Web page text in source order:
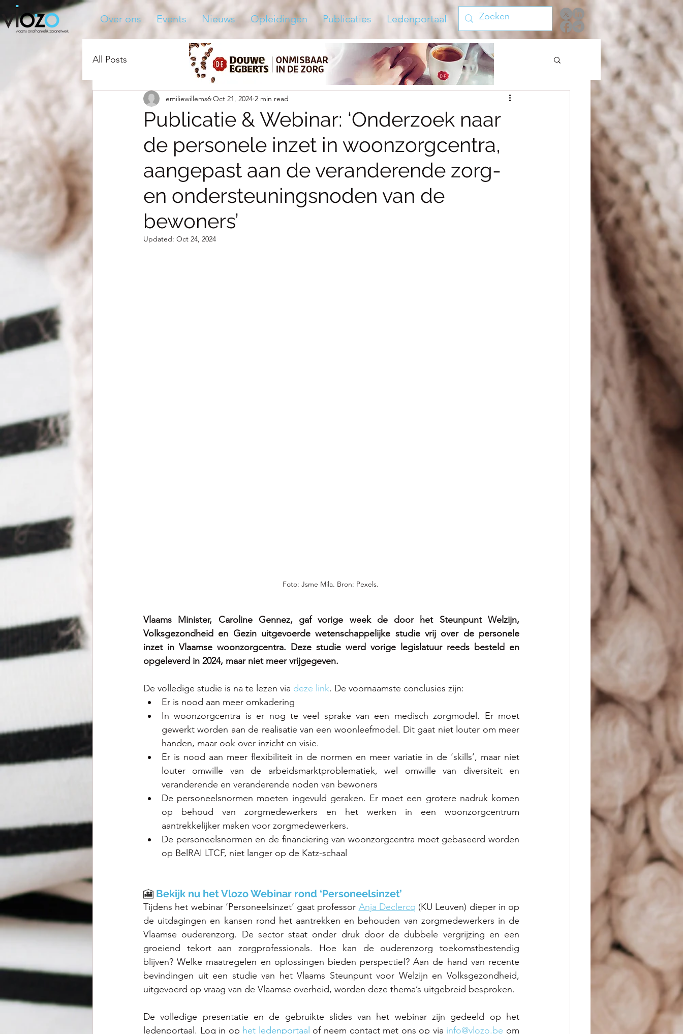
Over ons Events Nieuws Opleidingen Publicaties Ledenportaal
All Posts
Publicatie & Webinar: ‘Onderzoek naar
de personele inzet in woonzorgcentra,
aangepast aan de veranderende zorg-
en ondersteuningsnoden van de
bewoners’
emiliewillems6 Oct 21, 2024 2 min read
Updated: Oct 24, 2024
Foto: Jsme Mila. Bron: Pexels.
Vlaams Minister, Caroline Gennez, gaf vorige week de door het Steunpunt Welzijn,
Volksgezondheid en Gezin uitgevoerde wetenschappelijke studie vrij over de personele
inzet in Vlaamse woonzorgcentra. Deze studie werd vorige legislatuur reeds besteld en
opgeleverd in 2024, maar niet meer vrijgegeven.
De volledige studie is na te lezen via deze link. De voornaamste conclusies zijn:
Er is nood aan meer omkadering
In woonzorgcentra is er nog te veel sprake van een medisch zorgmodel. Er moet
gewerkt worden aan de realisatie van een woonleefmodel. Dit gaat niet louter om meer
handen, maar ook over inzicht en visie.
Er is nood aan meer flexibiliteit in de normen en meer variatie in de ‘skills’, maar niet
louter omwille van de arbeidsmarktproblematiek, wel omwille van diversiteit en
veranderende en veranderende noden van bewoners
De personeelsnormen moeten ingevuld geraken. Er moet een grotere nadruk komen
op behoud van zorgmedewerkers en het werken in een woonzorgcentrum
aantrekkelijker maken voor zorgmedewerkers.
De personeelsnormen en de financiering van woonzorgcentra moet gebaseerd worden
op BelRAI LTCF, niet langer op de Katz-schaal
🎦 Bekijk nu het Vlozo Webinar rond ‘Personeelsinzet’
Tijdens het webinar ‘Personeelsinzet’ gaat professor Anja Declercq (KU Leuven) dieper in op
de uitdagingen en kansen rond het aantrekken en behouden van zorgmedewerkers in de
Vlaamse ouderenzorg. De sector staat onder druk door de dubbele vergrijzing en een
groeiend tekort aan zorgprofessionals. Hoe kan de ouderenzorg toekomstbestendig
blijven? Welke maatregelen en oplossingen bieden perspectief? Aan de hand van recente
bevindingen uit een studie van het Vlaams Steunpunt voor Welzijn en Volksgezondheid,
uitgevoerd op vraag van de Vlaamse overheid, worden deze thema’s uitgebreid besproken.
De volledige presentatie en de gebruikte slides van het webinar zijn gedeeld op het
ledenportaal. Log in op het ledenportaal of neem contact met ons op via info@vlozo.be om